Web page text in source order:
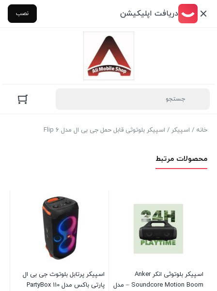
دریافت اپلیکیشن نصب
خانه / اسپیکر / اسپیکر بلوتوثی قابل حمل جی بی ال مدل Flip 6
محصولات مرتبط
اسپیکر بلوتوثی انکر Anker
Soundcore Motion Boom – مدل
اسپیکر پرتابل بلوتوث جی بی ال
پارتی باکس مدل PartyBox 110